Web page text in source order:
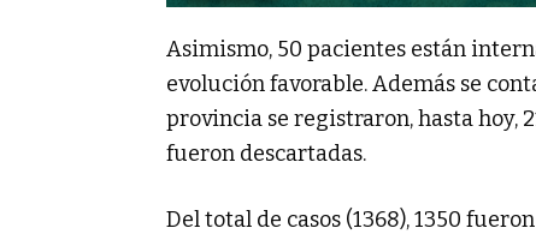
Asimismo, 50 pacientes están
evolución favorable. Además se
provincia se registraron, hasta hoy,
fueron descartadas.
Del total de casos (1368), 1350